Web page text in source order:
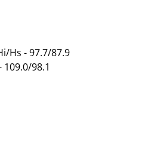
Hs - 97.7/87.9
98.1